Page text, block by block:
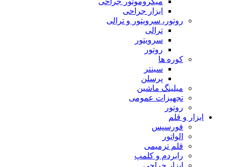
ابزار جراحی
روتور، سرویتور و ترالی
ترالی
سرویتور
روتور
کوره ها
سینتر
پرسلن
میلینگ ماشین
تجهیزات عمومی
روتور
ابزار و قلم
فورسپس
الواتور
قلم ترمیمی
رابردم و کلمپ